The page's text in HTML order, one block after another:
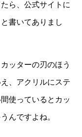
ら、公式サイトに
書いてありまし
ッターの刃のほう
、アクリルにステ
使っているとカッ
んですよね。